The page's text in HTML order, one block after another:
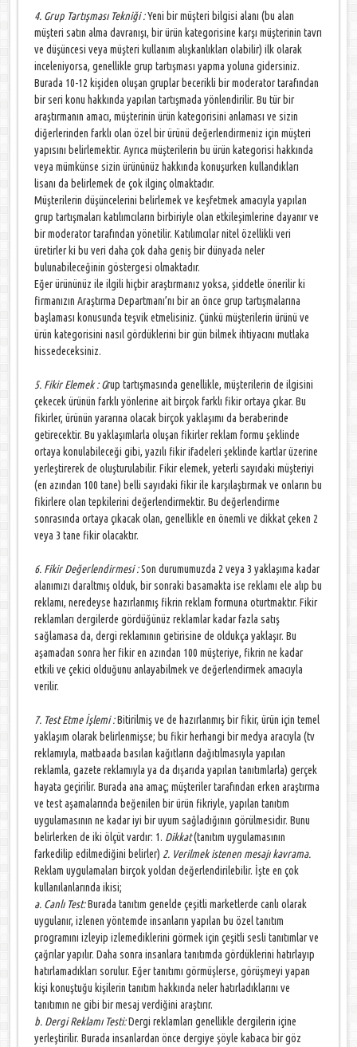
4. Grup Tartışması Tekniği :Yeni bir müşteri bilgisi alanı (bu alan
müşteri satın alma davranışı, bir ürün kategorisine karşı müşterinin tavrı
ve düşüncesi veya müşteri kullanım alışkanlıkları olabilir) ilk olarak
inceleniyorsa, genellikle grup tartışması yapma yoluna gidersiniz.
Burada 10-12 kişiden oluşan gruplar becerikli bir moderator tarafından
bir seri konu hakkında yapılan tartışmada yönlendirilir. Bu tür bir
araştırmanın amacı, müşterinin ürün kategorisini anlaması ve sizin
diğerlerinden farklı olan özel bir ürünü değerlendirmeniz için müşteri
yapısını belirlemektir. Ayrıca müşterilerin bu ürün kategorisi hakkında
veya mümkünse sizin ürününüz hakkında konuşurken kullandıkları
lisanı da belirlemek de çok ilginç olmaktadır.
Müşterilerin düşüncelerini belirlemek ve keşfetmek amacıyla yapılan
grup tartışmaları katılımcıların birbiriyle olan etkileşimlerine dayanır ve
bir moderator tarafından yönetilir. Katılımcılar nitel özellikli veri
üretirler ki bu veri daha çok daha geniş bir dünyada neler
bulunabileceğinin göstergesi olmaktadır.
Eğer ürününüz ile ilgili hiçbir araştırmanız yoksa, şiddetle önerilir ki
firmanızın Araştırma Departmanı’nı bir an önce grup tartışmalarına
başlaması konusunda teşvik etmelisiniz. Çünkü müşterilerin ürünü ve
ürün kategorisini nasıl gördüklerini bir gün bilmek ihtiyacını mutlaka
hissedeceksiniz.
5. Fikir Elemek : Grup tartışmasında genellikle, müşterilerin de ilgisini
çekecek ürünün farklı yönlerine ait birçok farklı fikir ortaya çıkar. Bu
fikirler, ürünün yararına olacak birçok yaklaşımı da beraberinde
getirecektir. Bu yaklaşımlarla oluşan fikirler reklam formu şeklinde
ortaya konulabileceği gibi, yazılı fikir ifadeleri şeklinde kartlar üzerine
yerleştirerek de oluşturulabilir. Fikir elemek, yeterli sayıdaki müşteriyi
(en azından 100 tane) belli sayıdaki fikir ile karşılaştırmak ve onların bu
fikirlere olan tepkilerini değerlendirmektir. Bu değerlendirme
sonrasında ortaya çıkacak olan, genellikle en önemli ve dikkat çeken 2
veya 3 tane fikir olacaktır.
6. Fikir Değerlendirmesi :Son durumumuzda 2 veya 3 yaklaşıma kadar
alanımızı daraltmış olduk, bir sonraki basamakta ise reklamı ele alıp bu
reklamı, neredeyse hazırlanmış fikrin reklam formuna oturtmaktır. Fikir
reklamları dergilerde gördüğünüz reklamlar kadar fazla satış
sağlamasa da, dergi reklamının getirisine de oldukça yaklaşır. Bu
aşamadan sonra her fikir en azından 100 müşteriye, fikrin ne kadar
etkili ve çekici olduğunu anlayabilmek ve değerlendirmek amacıyla
verilir.
7. Test Etme İşlemi :Bitirilmiş ve de hazırlanmış bir fikir, ürün için temel
yaklaşım olarak belirlenmişse; bu fikir herhangi bir medya aracıyla (tv
reklamıyla, matbaada basılan kağıtların dağıtılmasıyla yapılan
reklamla, gazete reklamıyla ya da dışarıda yapılan tanıtımlarla) gerçek
hayata geçirilir. Burada ana amaç; müşteriler tarafından erken araştırma
ve test aşamalarında beğenilen bir ürün fikriyle, yapılan tanıtım
uygulamasının ne kadar iyi bir uyum sağladığının görülmesidir. Bunu
belirlerken de iki ölçüt vardır: 1. Dikkat(tanıtım uygulamasının
farkedilip edilmediğini belirler) 2. Verilmek istenen mesajı kavrama.
Reklam uygulamaları birçok yoldan değerlendirilebilir. İşte en çok
kullanılanlarında ikisi;
a. Canlı Test:Burada tanıtım genelde çeşitli marketlerde canlı olarak
uygulanır, izlenen yöntemde insanların yapılan bu özel tanıtım
programını izleyip izlemediklerini görmek için çeşitli sesli tanıtımlar ve
çağrılar yapılır. Daha sonra insanlara tanıtımda gördüklerini hatırlayıp
hatırlamadıkları sorulur. Eğer tanıtımı görmüşlerse, görüşmeyi yapan
kişi konuştuğu kişilerin tanıtım hakkında neler hatırladıklarını ve
tanıtımın ne gibi bir mesaj verdiğini araştırır.
b. Dergi Reklamı Testi:Dergi reklamları genellikle dergilerin içine
yerleştirilir. Burada insanlardan önce dergiye şöyle kabaca bir göz